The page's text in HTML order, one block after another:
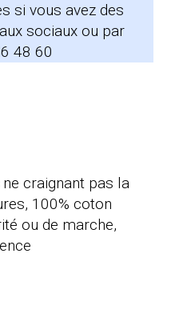
si vous avez des
sociaux ou par
48 60
craignant pas la
100% coton
ou de marche,